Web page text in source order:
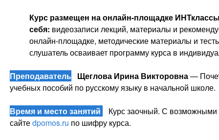
Курс размещен на онлайн-площадке
себя: видеозаписи лекций, материалы и
онлайн-площадке, методические материалы и
слушатель осваивает программу курса в
Преподаватель Щеглова Ирина Викторовна—
учебных пособий по русскому языку в начальной школе.
Время и место занятий
Курс заочный. С возможными
сайтеdpomos.ru по шифру курса.